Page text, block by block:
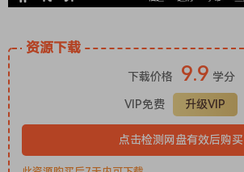
资源下载
下载价格 9.9 学分
VIP免费 升级VIP
点击检测网盘有效后购买